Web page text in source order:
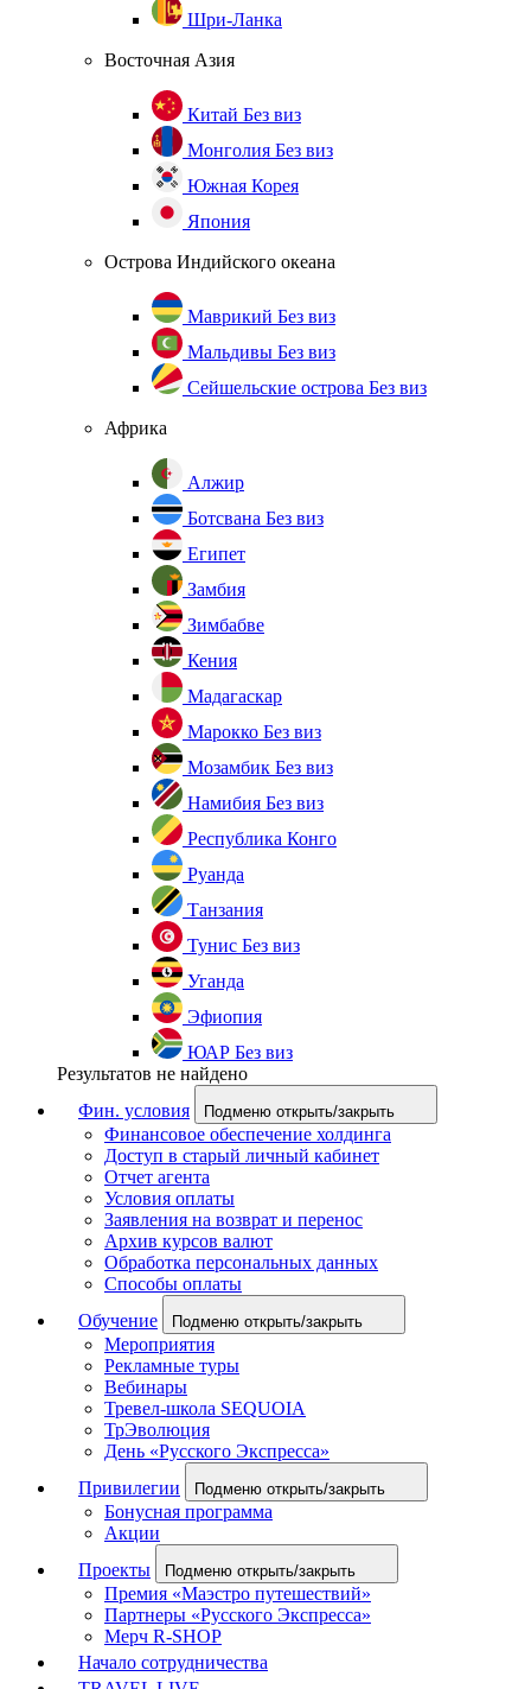
Шри-Ланка
Восточная Азия
Китай Без виз
Монголия Без виз
Южная Корея
Япония
Острова Индийского океана
Маврикий Без виз
Мальдивы Без виз
Сейшельские острова Без виз
Африка
Алжир
Ботсвана Без виз
Египет
Замбия
Зимбабве
Кения
Мадагаскар
Марокко Без виз
Мозамбик Без виз
Намибия Без виз
Республика Конго
Руанда
Танзания
Тунис Без виз
Уганда
Эфиопия
ЮАР Без виз
Результатов не найдено
Фин. условия
Подменю открыть/закрыть
Финансовое обеспечение холдинга
Доступ в старый личный кабинет
Отчет агента
Условия оплаты
Заявления на возврат и перенос
Архив курсов валют
Обработка персональных данных
Способы оплаты
Обучение
Подменю открыть/закрыть
Мероприятия
Рекламные туры
Вебинары
Тревел-школа SEQUOIA
ТрЭволюция
День «Русского Экспресса»
Привилегии
Подменю открыть/закрыть
Бонусная программа
Акции
Проекты
Подменю открыть/закрыть
Премия «Маэстро путешествий»
Партнеры «Русского Экспресса»
Мерч R-SHOP
Начало сотрудничества